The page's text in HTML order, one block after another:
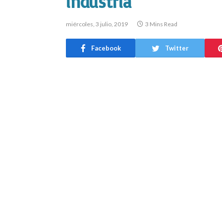
miércoles, 3 julio, 2019 3 Mins Read
Facebook Twitter